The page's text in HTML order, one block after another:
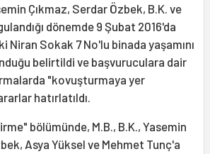
Çıkmaz, Serdar Özbek, B.K. ve
dönemde 9 Şubat 2016'da
Niran Sokak 7 No'lu binada yaşamını
belirtildi ve başvuruculara dair
"kovuşturmaya yer
hatırlatıldı.
bölümünde, M.B., B.K., Yasemin
Asya Yüksel ve Mehmet Tunç'a